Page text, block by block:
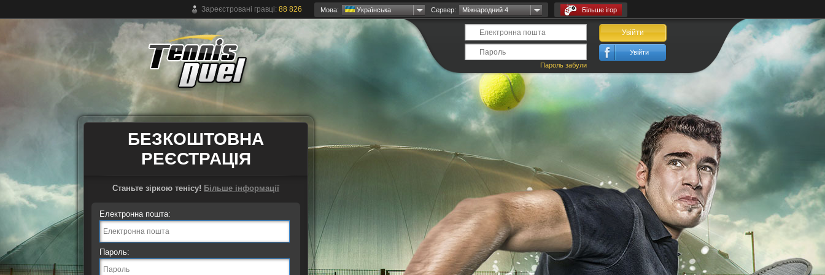
Зареєстровані гравці: 88 826 Мова: Українська Сервер: Міжнародний 4 Більше ігор
Пароль забули
Увійти
Увійти
БЕЗКОШТОВНА
РЕЄСТРАЦІЯ
Станьте зіркою тенісу! Більше інформації
Електронна пошта:
Пароль: